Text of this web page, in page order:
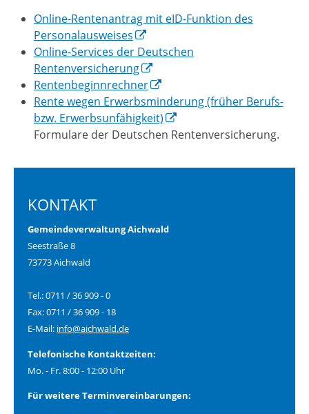
Online-Rentenantrag mit eID-Funktion des
Personalausweises
Online-Services der Deutschen
Rentenversicherung
Rentenbeginnrechner
Rente wegen Erwerbsminderung (früher Berufs-
bzw. Erwerbsunfähigkeit)
Formulare der Deutschen Rentenversicherung.
KONTAKT
Gemeindeverwaltung Aichwald
Seestraße 8
73773 Aichwald
Tel.: 0711 / 36 909 - 0
Fax: 0711 / 36 909 - 18
E-Mail: info@aichwald.de
Telefonische Kontaktzeiten:
Mo. - Fr. 8:00 - 12:00 Uhr
Für weitere Terminvereinbarungen: